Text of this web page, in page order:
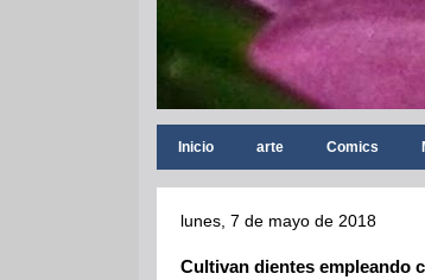
Inicio arte Comics
lunes, 7 de mayo de 2018
Cultivan dientes empleando